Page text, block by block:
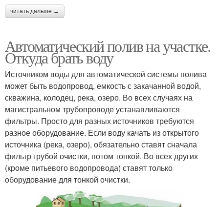
читать дальше →
Автоматический полив на участке.
Откуда брать воду
Источником воды для автоматической системы полива
может быть водопровод, емкость с закачанной водой,
скважина, колодец, река, озеро. Во всех случаях на
магистральном трубопроводе устанавливаются
фильтры. Просто для разных источников требуются
разное оборудование. Если воду качать из открытого
источника (река, озеро), обязательно ставят сначала
фильтр грубой очистки, потом тонкой. Во всех других
(кроме питьевого водопровода) ставят только
оборудование для тонкой очистки.